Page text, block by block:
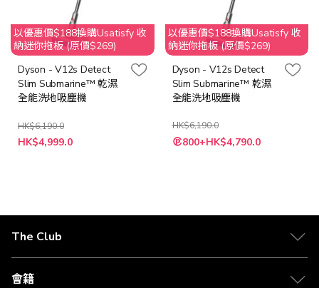
以優惠價$188換購Usatisfy 收
納迷你拖板 (原價$269)
Dyson - V12s Detect
Slim Submarine™ 乾濕
全能洗地吸塵機
HK$6,190.0
特
殊
HK$4,999.0
以優惠價$188換購Usatisfy 收
納迷你拖板 (原價$269)
Dyson - V12s Detect
Slim Submarine™ 乾濕
全能洗地吸塵機
HK$6,190.0
特
殊 800+HK$4,790.0
The Club
關於 The Club
合作夥伴
會籍